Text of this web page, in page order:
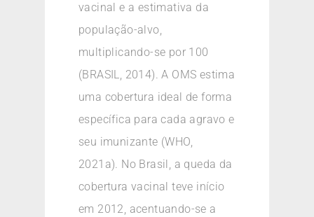
vacinal e a estimativa da
população-alvo,
multiplicando-se por 100
(BRASIL, 2014). A OMS estima
uma cobertura ideal de forma
específica para cada agravo e
seu imunizante (WHO,
2021a). No Brasil, a queda da
cobertura vacinal teve início
em 2012, acentuando-se a